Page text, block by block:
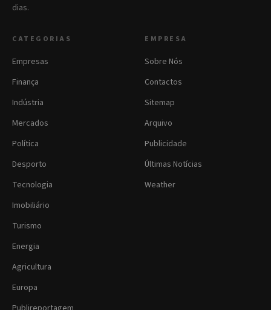
dias.
CATEGORIAS
Empresas
Finança
Indústria
Mercados
Política
Desporto
Tecnologia
Imobiliário
Turismo
Energia
Agricultura
Europa
EMPRESA
Sobre Nós
Contactos
Sitemap
Arquivo
Publicidade
Últimas Notícias
Weather